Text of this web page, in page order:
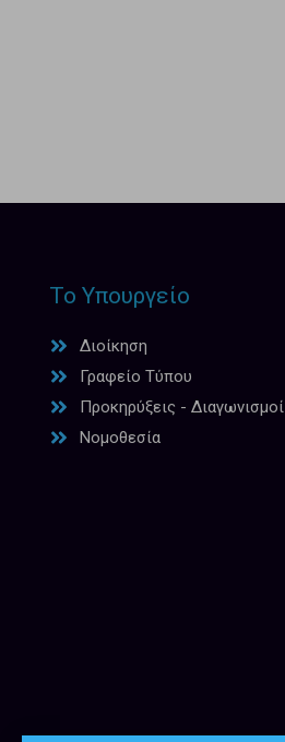
Το Υπουργείο
Διοίκηση
Γραφείο Τύπου
Προκηρύξεις - Διαγωνισμοί
Νομοθεσία